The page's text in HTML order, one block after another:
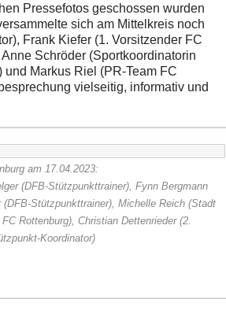
Pressefotos geschossen wurden
sich am Mittelkreis noch
Frank Kiefer (1. Vorsitzender FC
Schröder (Sportkoordinatorin
Markus Riel (PR-Team FC
vielseitig, informativ und
am 17.04.2023:
(DFB-Stützpunkttrainer), Fynn Bergmann
Stützpunkttrainer), Michelle Reich (Stadt
Rottenburg), Christian Dettenrieder (2.
Koordinator)